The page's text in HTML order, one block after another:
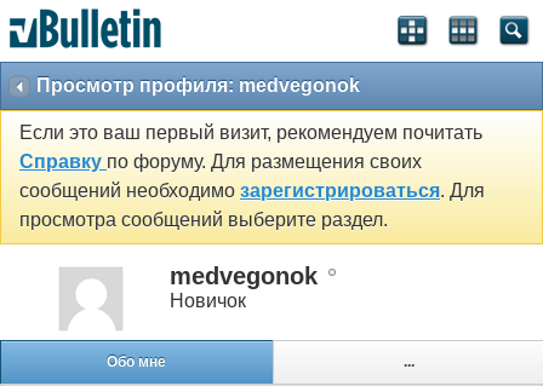
Просмотр профиля: medvegonok
Если это ваш первый визит, рекомендуем почитать
Справку по форуму. Для размещения своих
сообщений необходимо зарегистрироваться. Для
просмотра сообщений выберите раздел.
medvegonok
Новичок
Обо мне ...